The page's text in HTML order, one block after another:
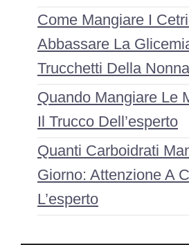
Come Mangiare I
Abbassare La
Trucchetti Della Nonna
Quando Mangiare Le
Il Trucco Dell’esperto
Quanti Carboidrati
Giorno: Attenzione A
L’esperto